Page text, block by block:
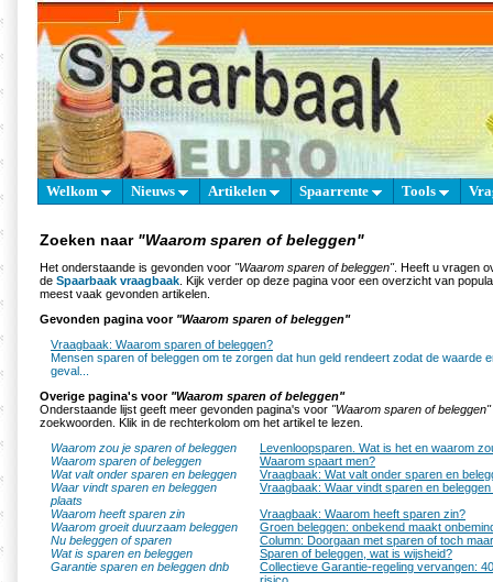
Welkom Nieuws Artikelen Spaarrente Tools
Zoeken naar "Waarom sparen of beleggen"
Het onderstaande is gevonden voor "Waarom sparen of beleggen". Heeft u vragen
de Spaarbaak vraagbaak . Kijk verder op deze pagina voor een overzicht van
meest vaak gevonden artikelen.
Gevonden pagina voor "Waarom sparen of beleggen"
Vraagbaak: Waarom sparen of beleggen?
Mensen sparen of beleggen om te zorgen dat hun geld rendeert zodat de waarde
geval...
Overige pagina's voor "Waarom sparen of beleggen"
Onderstaande lijst geeft meer gevonden pagina's voor "Waarom sparen of beleggen"
zoekwoorden. Klik in de rechterkolom om het artikel te lezen.
Waarom zou je sparen of beleggen
Levenloopsparen. Wat is het en waarom
Waarom sparen of beleggen
Waarom spaart men?
Wat valt onder sparen en beleggen
Vraagbaak: Wat valt onder sparen en
Waar vindt sparen en beleggen
plaats
Vraagbaak: Waar vindt sparen en
Waarom heeft sparen zin
Vraagbaak: Waarom heeft sparen zin?
Waarom groeit duurzaam beleggen
Groen beleggen: onbekend maakt
Nu beleggen of sparen
Column: Doorgaan met sparen of toch
Wat is sparen en beleggen
Sparen of beleggen, wat is wijsheid?
Garantie sparen en beleggen dnb
Collectieve Garantie-regeling vervangen: